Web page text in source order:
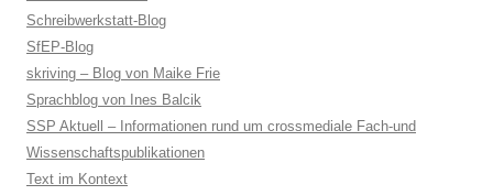
Schreibwerkstatt-Blog
SfEP-Blog
skriving – Blog von Maike Frie
Sprachblog von Ines Balcik
SSP Aktuell – Informationen rund um crossmediale Fach-und
Wissenschaftspublikationen
Text im Kontext